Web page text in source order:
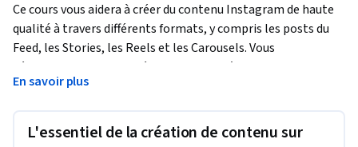
Ce cours vous aidera à créer du contenu Instagram de haute
qualité à travers différents formats, y compris les posts du
Feed, les Stories, les Reels et les Carousels. Vous
développerez des compétences en matière de narration,
rédigerez des légendes convaincantes et élaborerez des
Vous apprendrez également la photographie mobile et les
En savoir plus
L'essentiel de la création de contenu sur